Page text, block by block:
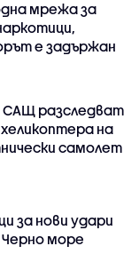
мрежа за
е задържан
САЩ разследват
на
самолет
за нови удари
Черно море